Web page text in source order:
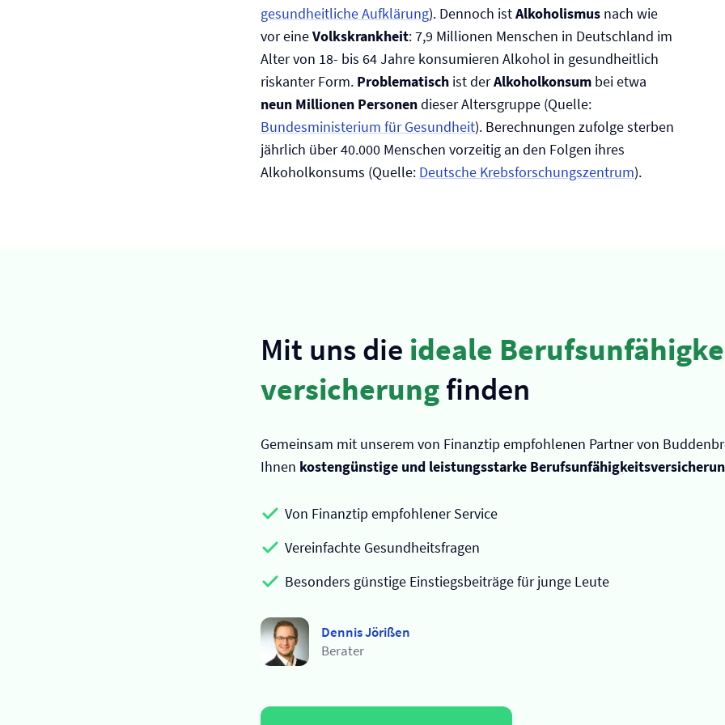
gesundheitliche Aufklärung). Dennoch istAlkoholismus nach wie
vor eineVolkskrankheit: 7,9 Millionen Menschen in Deutschland im
Alter von 18- bis 64 Jahre konsumieren Alkohol in gesundheitlich
riskanter Form. Problematisch ist derAlkoholkonsum bei etwa
neun Millionen Personendieser Altersgruppe (Quelle:
Bundesministerium für Gesundheit). Berechnungen zufolge sterben
jährlich über 40.000 Menschen vorzeitig an den Folgen ihres
Alkoholkonsums (Quelle: Deutsche Krebsforschungszentrum).
Mit uns die ideale
versicherungfinden
Gemeinsam mit unserem von Finanztip empfohlenen Partner von
Ihnen kostengünstige und leistungsstarke
Von Finanztip empfohlener Service
Vereinfachte Gesundheitsfragen
Besonders günstige Einstiegsbeiträge für junge Leute
Dennis Jörißen
Berater